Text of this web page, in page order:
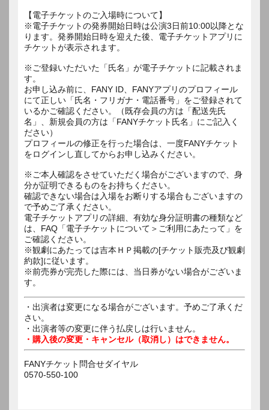
【電子チケットのご入場時について】
※電子チケットの発券開始日時は公演3日前10:00以降とな
ります。発券開始日時を迎えた後、電子チケットアプリに
チケットが表示されます。
※ご登録いただいた「氏名」が電子チケットに記載されま
す。
お申し込み前に、FANY ID、FANYアプリのプロフィール
にて正しい「氏名・フリガナ・電話番号」をご登録されて
いるかご確認ください。（既存会員の方は「配送先氏
名」、新規会員の方は「FANYチケット氏名」にご記入く
ださい）
プロフィールの修正を行った場合は、一度FANYチケット
をログインし直してからお申し込みください。
※ご本人確認をさせていただく場合がございますので、身
分が証明できるものをお持ちください。
確認できない場合は入場をお断りする場合もございますの
で予めご了承ください。
電子チケットアプリの詳細、有効な身分証明書の種類など
は、FAQ「電子チケットについて＞ご利用にあたって」を
ご確認ください。
※観劇にあたっては吉本ＨＰ掲載の[チケット販売及び観劇
約款]に従います。
※前売券が完売した際には、当日券がない場合がございま
す。
・出演者は変更になる場合がございます。予めご了承くだ
さい。
・出演者等の変更に伴う払戻しは行いません。
・購入後の変更・キャンセル（取消し）はできません。
FANYチケット問合せダイヤル
0570-550-100